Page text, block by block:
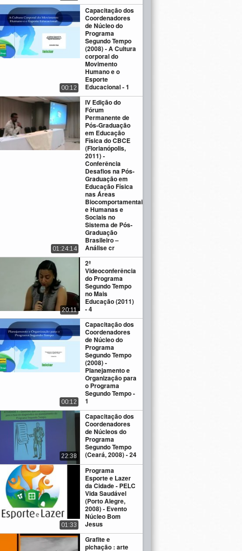
Capacitação dos
Coordenadores
de Núcleo do
Programa
Segundo Tempo
(2008) - A Cultura
corporal do
Movimento
Humano e o
Esporte
Educacional - 1
00:12
IV Edição do
Fórum
Permanente de
Pós-Graduação
em Educação
Física do CBCE
(Florianópolis,
2011) -
Conferência
Desafios na Pós-
Graduação em
Educação Física
nas Áreas
Biocomportamentais
e Humanas e
Sociais no
Sistema de Pós-
Graduação
Brasileiro –
Análise cr
01:24:14
2ª
Videoconferência
do Programa
Segundo Tempo
no Mais
Educação (2011)
- 4
20:11
Capacitação dos
Coordenadores
de Núcleo do
Programa
Segundo Tempo
(2008) -
Planejamento e
Organização para
o Programa
Segundo Tempo -
1
00:12
Capacitação dos
Coordenadores
de Núcleos do
Programa
Segundo Tempo
(Ceará, 2008) - 24
22:38
Programa
Esporte e Lazer
da Cidade - PELC
Vida Saudável
(Porto Alegre,
2008) - Evento
Núcleo Bom
Jesus
01:33
Grafite e
pichação : arte